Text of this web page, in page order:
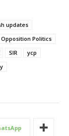
updates
Opposition Politics
SIR
ycp